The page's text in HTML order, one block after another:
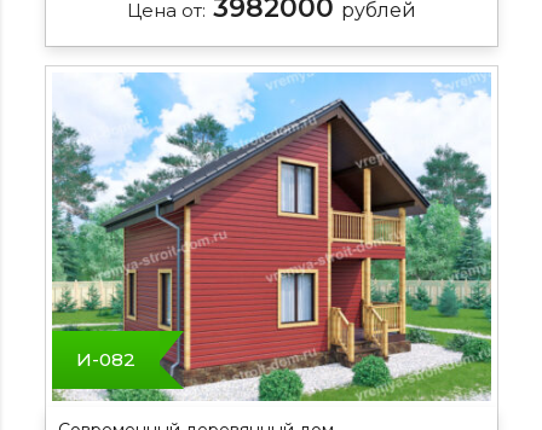
Цена от: 3982000 рублей
И-082